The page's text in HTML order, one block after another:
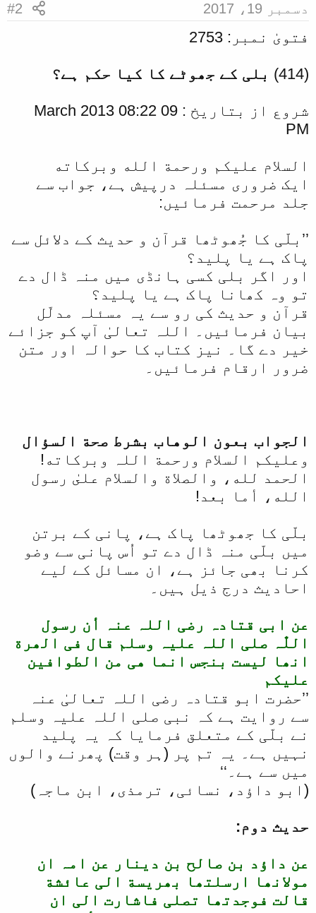
:
دسمبر 19، 2017 #2
فتویٰ نمبر: 2753
(414) بلی کے جھوٹے کا کیا حکم ہے؟
شروع از بتاریخ : 09 March 2013 08:22
PM
السلام عليكم ورحمة الله وبركاته
ایک ضروری مسئلہ درپیش ہے، جواب سے
جلد مرحمت فرمائیں:
’’بلّی کا جُھوٹھا قرآن و حدیث کے دلائل سے
پاک ہے یا پلید؟
اور اگر بلی کسی ہانڈی میں منہ ڈال دے
تو وہ کھانا پاک ہے یا پلید؟
قرآن و حدیث کی رو سے یہ مسئلہ مدلّل
بیان فرمائیں۔ اللہ تعالیٰ آپ کو جزائے
خیر دے گا۔ نیز کتاب کا حوالہ اور متن
ضرور ارقام فرمائیں۔
الجواب بعون الوهاب بشرط صحة السؤال
وعلیکم السلام ورحمة اللہ وبرکاته!
الحمد لله، والصلاة والسلام علىٰ رسول
الله، أما بعد!
بلّی کا جھوٹھا پاک ہے، پانی کے برتن
میں بلّی منہ ڈال دے تو اُس پانی سے وضو
کرنا بھی جائز ہے، ان مسائل کے لیے
احادیث درج ذیل ہیں۔
عن ابی قتادہ رضی اللہ عنہ
أن رسول
اللّٰہ صلی اللہ علیہ وسلم قال فی الھرة
انھا لیست بنجس انما ھی من الطوافین
علیکم
’’حضرت ابو قتادہ رضی اللہ تعالیٰ عنہ
سے روایت ہے کہ نبی صلی اللہ علیہ وسلم
نے بلّی کے متعلق فرمایا کہ یہ پلید
نہیں ہے۔ یہ تم پر (ہر وقت) پھرنے والوں
میں سے ہے۔‘‘
(ابو داؤد، نسائی، ترمذی، ابن ماجہ)
حدیث دوم:
عن داؤد بن صالح بن دینار عن امہ ان
مولانھا ارسلتھا بھریسة الی عائشة
قالت فوجدتھا تصلی فاشارت الی ان